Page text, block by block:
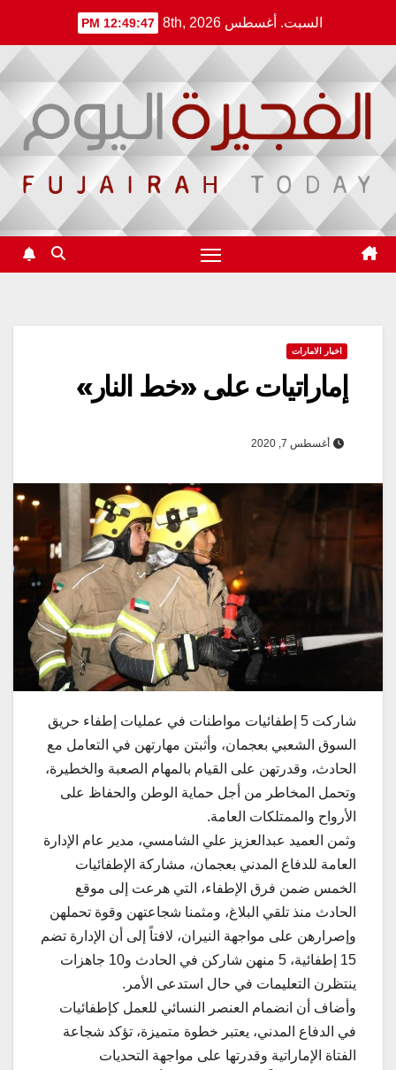
content
السبت. أغسطس 8th, 2026 12:49:47 PM
اخبار الامارات
إماراتيات على «خط النار»
أغسطس 7, 2020
شاركت 5 إطفائيات مواطنات في عمليات إطفاء حريق
السوق الشعبي بعجمان، وأثبتن مهارتهن في التعامل مع
الحادث، وقدرتهن على القيام بالمهام الصعبة والخطيرة،
وتحمل المخاطر من أجل حماية الوطن والحفاظ على
الأرواح والممتلكات العامة.
وثمن العميد عبدالعزيز علي الشامسي، مدير عام الإدارة
العامة للدفاع المدني بعجمان، مشاركة الإطفائيات
الخمس ضمن فرق الإطفاء، التي هرعت إلى موقع
الحادث منذ تلقي البلاغ، ومثمنا شجاعتهن وقوة تحملهن
وإصرارهن على مواجهة النيران، لافتاً إلى أن الإدارة تضم
15 إطفائية، 5 منهن شاركن في الحادث و10 جاهزات
ينتظرن التعليمات في حال استدعى الأمر.
وأضاف أن انضمام العنصر النسائي للعمل كإطفائيات
في الدفاع المدني، يعتبر خطوة متميزة، تؤكد شجاعة
الفتاة الإماراتية وقدرتها على مواجهة التحديات